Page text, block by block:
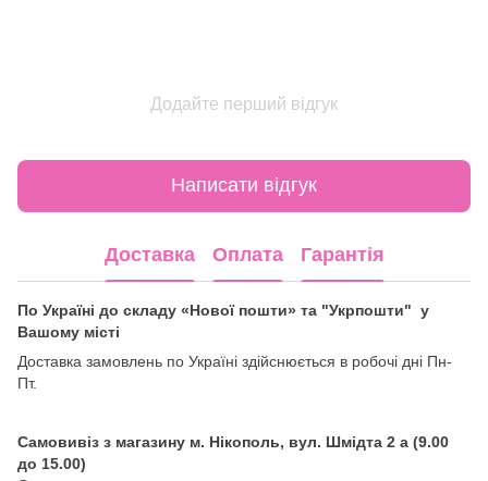
Додайте перший відгук
Написати відгук
Доставка Оплата Гарантія
По Україні до складу «Нової пошти» та "Укрпошти" у
Вашому місті
Доставка замовлень по Україні здійснюється в робочі дні Пн-
Пт.
Самовивіз з магазину м. Нікополь, вул. Шмідта 2 а (9.00
до 15.00)